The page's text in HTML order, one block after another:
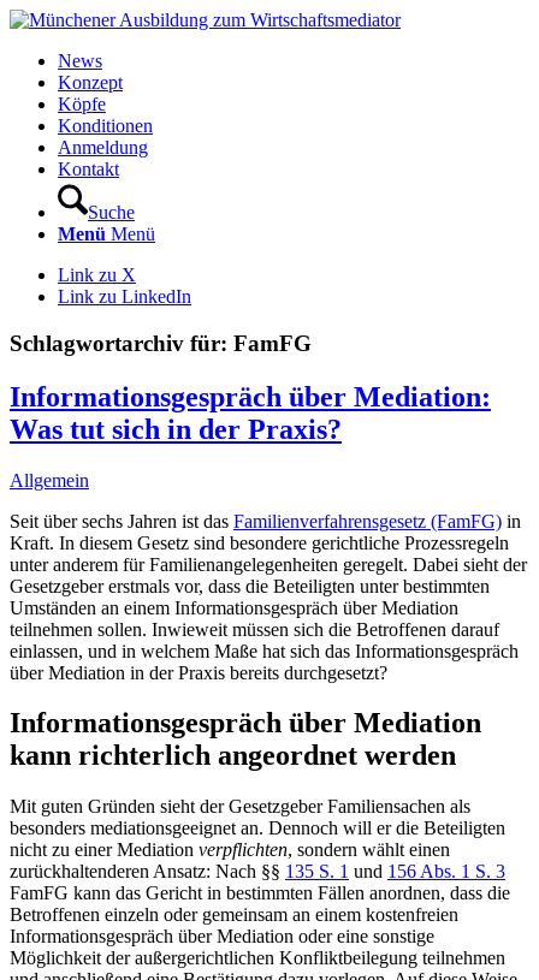
News
Konzept
Köpfe
Konditionen
Anmeldung
Kontakt
Suche
Menü Menü
Link zu X
Link zu LinkedIn
Schlagwortarchiv für: FamFG
Informationsgespräch über Mediation:
Was tut sich in der Praxis?
Allgemein
Seit über sechs Jahren ist das Familienverfahrensgesetz (FamFG) in
Kraft. In diesem Gesetz sind besondere gerichtliche Prozessregeln
unter anderem für Familienangelegenheiten geregelt. Dabei sieht der
Gesetzgeber erstmals vor, dass die Beteiligten unter bestimmten
Umständen an einem Informationsgespräch über Mediation
teilnehmen sollen. Inwieweit müssen sich die Betroffenen darauf
einlassen, und in welchem Maße hat sich das Informationsgespräch
über Mediation in der Praxis bereits durchgesetzt?
Informationsgespräch über Mediation
kann richterlich angeordnet werden
Mit guten Gründen sieht der Gesetzgeber Familiensachen als
besonders mediationsgeeignet an. Dennoch will er die Beteiligten
nicht zu einer Mediation verpflichten, sondern wählt einen
zurückhaltenderen Ansatz: Nach §§ 135 S. 1 und 156 Abs. 1 S. 3
FamFG kann das Gericht in bestimmten Fällen anordnen, dass die
Betroffenen einzeln oder gemeinsam an einem kostenfreien
Informationsgespräch über Mediation oder eine sonstige
Möglichkeit der außergerichtlichen Konfliktbeilegung teilnehmen